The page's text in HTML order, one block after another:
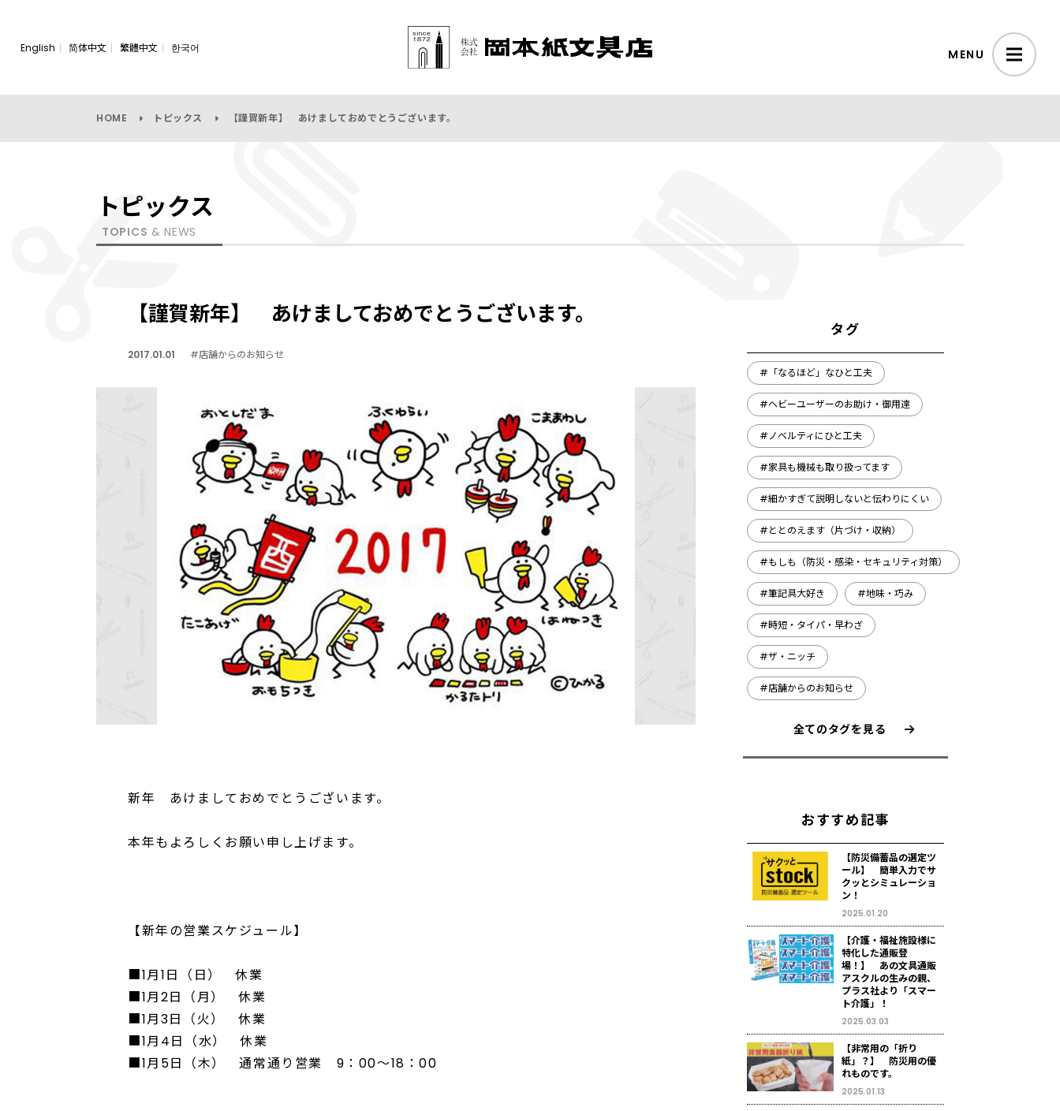
English 简体中文 繁體中文 한국어 MENU
HOME トピックス 【謹賀新年】 あけましておめでとうございます。
トピックス
TOPICS & NEWS
【謹賀新年】 あけましておめでとうございます。
2017.01.01 #店舗からのお知らせ
新年 あけましておめでとうございます。
本年もよろしくお願い申し上げます。
【新年の営業スケジュール】
■1月1日（日） 休業
■1月2日（月） 休業
■1月3日（火） 休業
■1月4日（水） 休業
■1月5日（木） 通常通り営業 9：00～18：00
タグ
#「なるほど」なひと工夫
#ヘビーユーザーのお助け・御用達
#ノベルティにひと工夫
#家具も機械も取り扱ってます
#細かすぎて説明しないと伝わりにくい
#ととのえます（片づけ・収納）
#もしも（防災・感染・セキュリティ対策）
#筆記具大好き #地味・巧み
#時短・タイパ・早わざ
#ザ・ニッチ
#店舗からのお知らせ
全てのタグを見る
おすすめ記事
【防災備蓄品の選定ツ
ール】 簡単入力でサ
クッとシミュレーショ
ン！
2025.01.20
【介護・福祉施設様に
特化した通販登
場！】 あの文具通販
アスクルの生みの親、
プラス社より「スマー
ト介護」！
2025.03.03
【非常用の「折り
紙」？】 防災用の優
れものです。
2025.01.13